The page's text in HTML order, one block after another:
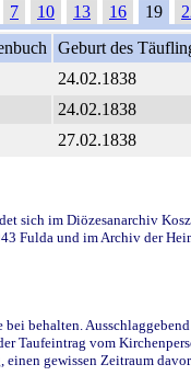
7 10 13 16 19
Geburt des
24.02.1838
24.02.1838
27.02.1838
sich im Diözesanarchiv
Fulda und im Archiv der
behalten.
Taufeintrag vom
gewissen Zeitraum